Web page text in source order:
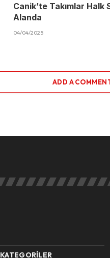
Canik’te Takımlar Halk
Alanda
04/04/2025
ADD A
KATEGORILER